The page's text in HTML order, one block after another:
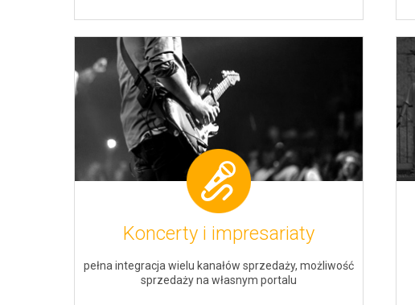
Koncerty i impresariaty
pełna integracja wielu kanałów sprzedaży, możliwość
sprzedaży na własnym portalu